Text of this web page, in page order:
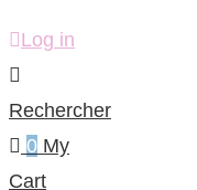
Log in
Rechercher
0 My
Cart